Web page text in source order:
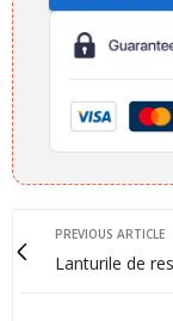
PREVIOUS ARTICLE
Lanturile de